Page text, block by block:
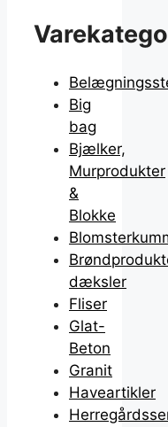
Big
bag
Bjælker,
Murprodukter
&
Blokke
dæksler
Fliser
Glat-
Beton
Granit
Haveartikler